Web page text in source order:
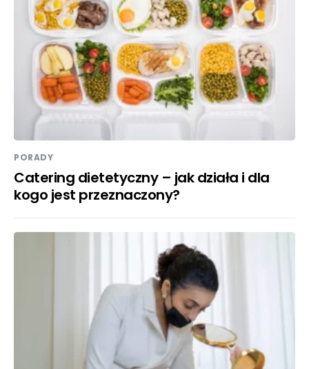
PORADY
Catering dietetyczny – jak działa i dla
kogo jest przeznaczony?